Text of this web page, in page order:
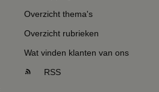
Overzicht thema's
Overzicht rubrieken
Wat vinden klanten van ons
RSS